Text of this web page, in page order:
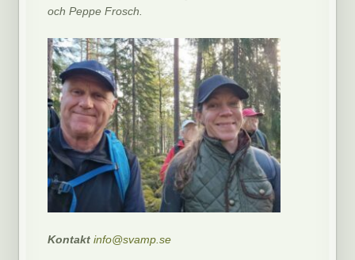
och Peppe Frosch.
Kontaktinfo@svamp.se